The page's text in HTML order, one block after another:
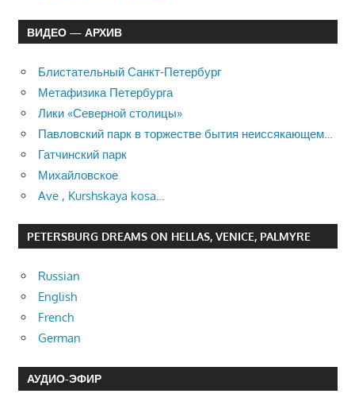
ВИДЕО — АРХИВ
Блистательный Санкт-Петербург
Метафизика Петербурга
Лики «Северной столицы»
Павловский парк в торжестве бытия неиссякающем…
Гатчинский парк
Михайловское
Ave , Kurshskaya kosa…
PETERSBURG DREAMS ON HELLAS, VENICE, PALMYRE
Russian
English
French
German
АУДИО-ЭФИР